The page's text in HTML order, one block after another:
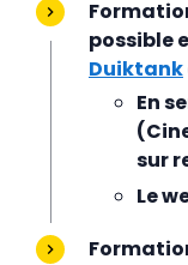
possible
Duiktank
En
sur
Le